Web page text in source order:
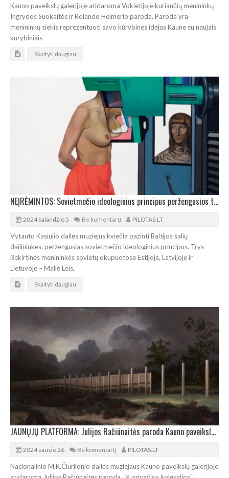
Kauno paveikslų galerijoje atidaroma Vokietijoje kuriančių menininkų
Ingrydos Suokaitės ir Rolando Helmerio paroda. Paroda yra
menininkų siekis reprezentuoti savo kūrybines idėjas Kaune su naujais
kūrybiniais
Skaityti daugiau
NEĮRĖMINTOS: Sovietmečio ideologinius principus peržengusios trys Baltijos šalių dailininkės
2024 balandžio 5 Be komentarų PILOTAS.LT
Vytauto Kasiulio dailės muziejus kviečia pažinti Baltijos šalių
dailininkes, peržengusias sovietmečio ideologinius principus. Trys
išskirtinės menininkės sovietų okupuotose Estijoje, Latvijoje ir
Lietuvoje – Mallė Leis,
Skaityti daugiau
JAUNŲJŲ PLATFORMA: Julijos Račiūnaitės paroda Kauno paveikslų galerijoje
2024 sausio 26 Be komentarų PILOTAS.LT
Nacionalinio M.K.Čiurlionio dailės muziejaus Kauno paveikslų galerijoje